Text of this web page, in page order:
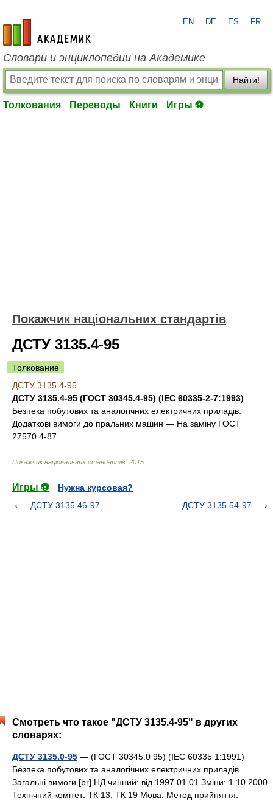
academic.ru
EN DE ES FR
Словари и энциклопедии на Академике
Найти!
Толкования Переводы Книги Игры ⚽
Покажчик національних стандартів
ДСТУ 3135.4-95
Толкование
ДСТУ 3135.4-95
ДСТУ 3135.4-95 (ГОСТ 30345.4-95) (IEC 60335-2-7:1993)
Безпека побутових та аналогічних електричних приладів.
Додаткові вимоги до пральних машин — На заміну ГОСТ
27570.4-87
Покажчик національних стандартів 2015
Игры ⚽
Нужна курсовая?
ДСТУ 3135.46-97
ДСТУ 3135.54-97
Смотреть что такое "ДСТУ 3135.4-95" в других
словарях:
ДСТУ 3135.0-95 — (ГОСТ 30345.0 95) (IEC 60335 1:1991)
Безпека побутових та аналогічних електричних приладів.
Загальні вимоги [br] НД чинний: від 1997 01 01 Зміни: 1 10 2000
Технічний комітет: ТК 13; ТК 19 Мова: Метод прийняття: